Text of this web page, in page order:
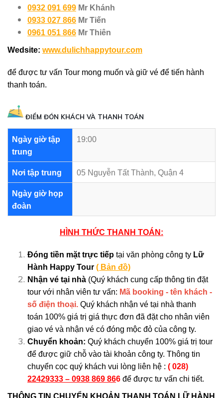
0932 091 699 Mr Khánh
0933 027 866 Mr Tiến
0961 051 866 Mr Thiên
Wedsite: www.dulichhappytour.com
để được tư vấn Tour mong muốn và giữ vé để tiến hành
thanh toán.
ĐIỂM ĐÓN KHÁCH VÀ THANH TOÁN
Ngày giờ tập
trung
19:00
Nơi tập trung 05 Nguyễn Tất Thành, Quận 4
Ngày giờ họp
đoàn
HÌNH THỨC THANH TOÁN:
Đóng tiền mặt trực tiếp tại văn phòng công ty Lữ
Hành Happy Tour ( Bản đồ)
Nhận vé tại nhà (Quý khách cung cấp thông tin đặt
tour với nhân viên tư vấn: Mã booking - tên khách -
số điện thoại. Quý khách nhận vé tại nhà thanh
toán 100% giá trị giá thực đơn đã đặt cho nhân viên
giao vé và nhận vé có đóng mộc đỏ của công ty.
Chuyển khoản: Quý khách chuyển 100% giá trị tour
để được giữ chỗ vào tài khoản công ty. Thông tin
chuyển cọc quý khách vui lòng liên hệ : ( 028)
22429333 – 0938 869 866 để được tư vấn chi tiết.
THÔNG TIN CHUYỂN KHOẢN THANH TOÁN LỮ HÀNH